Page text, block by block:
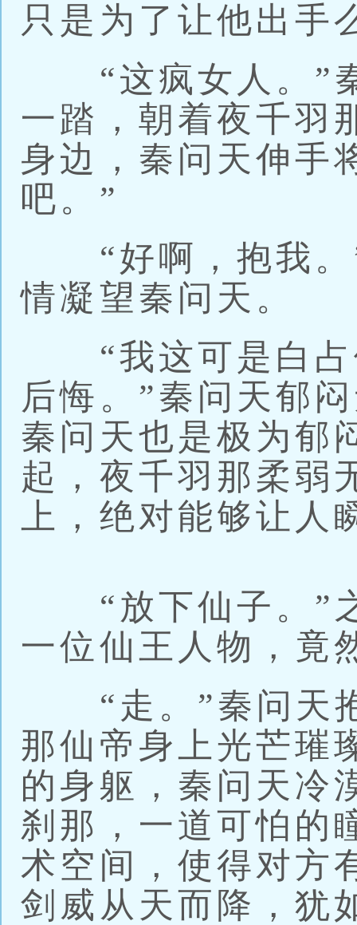
只是为了让他出手
“这疯女人。”
一踏，朝着夜千羽
身边，秦问天伸手
吧。”
“好啊，抱我。
情凝望秦问天。
“我这可是白占
后悔。”秦问天郁
秦问天也是极为郁
起，夜千羽那柔弱
上，绝对能够让人
“放下仙子。”
一位仙王人物，竟
“走。”秦问天
那仙帝身上光芒璀
的身躯，秦问天冷
刹那，一道可怕的
术空间，使得对方
剑威从天而降，犹